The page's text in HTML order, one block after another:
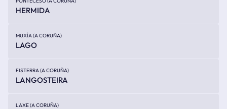
HERMIDA
MUXÍA (A CORUÑA)
LAGO
FISTERRA (A CORUÑA)
LANGOSTEIRA
LAXE (A CORUÑA)